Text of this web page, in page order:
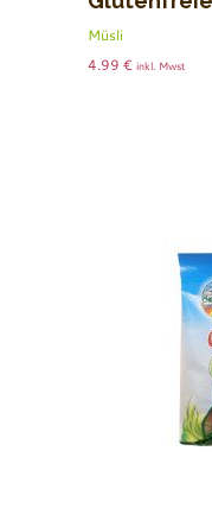
Müsli
4.99 € inkl. Mwst